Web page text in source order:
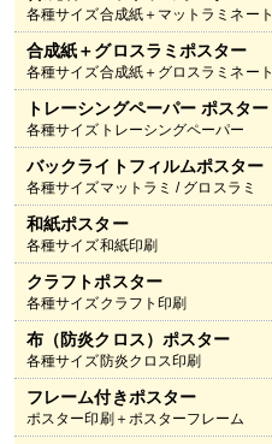
各種サイズ合成紙＋マットラミネート
合成紙＋グロスラミポスター
各種サイズ合成紙＋グロスラミネート
トレーシングペーパー ポスター
各種サイズトレーシングペーパー
バックライトフィルムポスター
各種サイズマットラミ / グロスラミ
和紙ポスター
各種サイズ和紙印刷
クラフトポスター
各種サイズクラフト印刷
布（防炎クロス）ポスター
各種サイズ防炎クロス印刷
フレーム付きポスター
ポスター印刷＋ポスターフレーム